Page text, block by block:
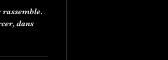
rassemble.
dans